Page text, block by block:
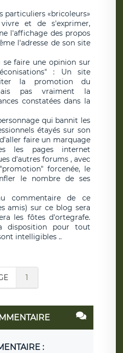
particuliers «bricoleurs»
et de s'exprimer,
l'affichage des propos
l'adresse de son site
se faire une opinion sur
: Un site
la promotion du
pas vraiment la
constatées dans la
qui bannit les
étayés sur son
faire un marquage
les pages internet
d'autres forums , avec
forcenée, le
le nombre de ses
commentaire de ce
amis) sur ce blog sera
les fôtes d'ortegrafe.
disposition pour tout
intelligibles ..
1
: